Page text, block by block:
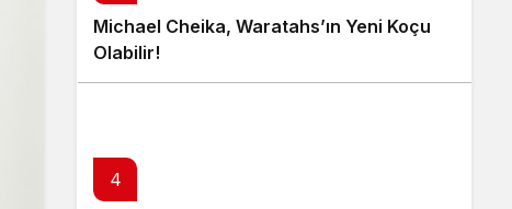
Michael Cheika, Waratahs’ın Yeni Koçu
Olabilir!
4